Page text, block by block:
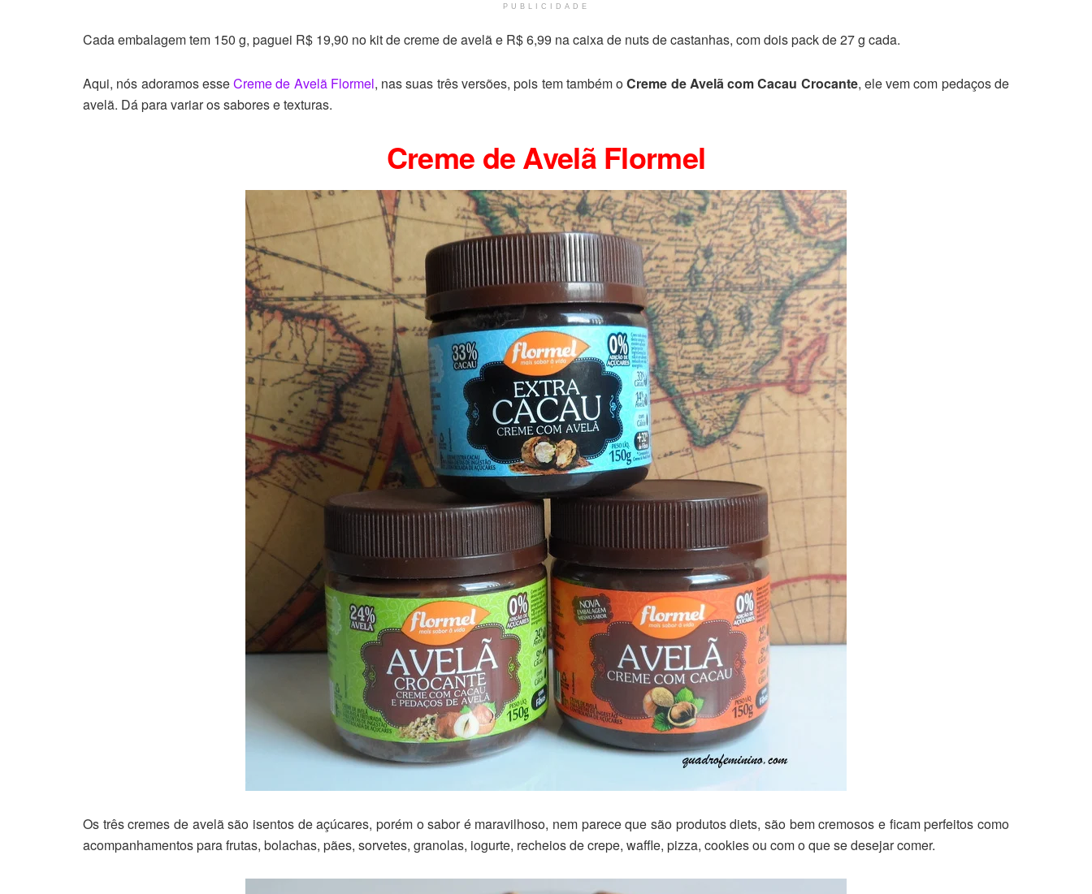
PUBLICIDADE
Cada embalagem tem 150 g, paguei R$ 19,90 no kit de creme de avelã e R$ 6,99 na caixa de nuts de castanhas, com dois pack de 27 g cada.
Aqui, nós adoramos esseCreme de Avelã Flormel, nas suas três versões, pois tem também oCreme de Avelã com Cacau Crocante, ele vem com pedaços de
avelã. Dá para variar os sabores e texturas.
Creme de Avelã Flormel
Os três cremes de avelã são isentos de açúcares, porém o sabor é maravilhoso, nem parece que são produtos diets, são bem cremosos e ficam perfeitos como
acompanhamentos para frutas, bolachas, pães, sorvetes, granolas, iogurte, recheios de crepe, waffle, pizza, cookies ou com o que se desejar comer.